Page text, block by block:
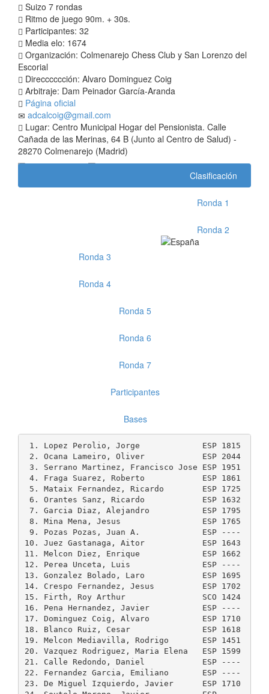
Suizo 7 rondas
Ritmo de juego 90m. + 30s.
Participantes: 32
Media elo: 1674
Organización: Colmenarejo Chess Club y San Lorenzo del
Escorial
Direcccccción: Alvaro Dominguez Coig
Arbitraje: Dam Peinador García-Aranda
Página oficial
adcalcoig@gmail.com
Lugar: Centro Municipal Hogar del Pensionista. Calle
Cañada de las Merinas, 64 B (Junto al Centro de Salud) -
28270 Colmenarejo (Madrid)
Clasificación
Ronda 1
Ronda 2
Ronda 3
Ronda 4
Ronda 5
Ronda 6
Ronda 7
Participantes
Bases
1. Lopez Perolio, Jorge             ESP 1815
2. Ocana Lameiro, Oliver            ESP 2044
3. Serrano Martinez, Francisco Jose ESP 1951
4. Fraga Suarez, Roberto            ESP 1861
5. Mataix Fernandez, Ricardo        ESP 1725
6. Orantes Sanz, Ricardo            ESP 1632
7. Garcia Diaz, Alejandro           ESP 1795
8. Mina Mena, Jesus                 ESP 1765
9. Pozas Pozas, Juan A.             ESP ----
10. Juez Gastanaga, Aitor            ESP 1643
11. Melcon Diez, Enrique             ESP 1662
12. Perea Unceta, Luis               ESP ----
13. Gonzalez Bolado, Laro            ESP 1695
14. Crespo Fernandez, Jesus          ESP 1702
15. Firth, Roy Arthur                SCO 1424
16. Pena Hernandez, Javier           ESP ----
17. Dominguez Coig, Alvaro           ESP 1710
18. Blanco Ruiz, Cesar               ESP 1618
19. Melcon Mediavilla, Rodrigo       ESP 1451
20. Vazquez Rodriguez, Maria Elena   ESP 1599
21. Calle Redondo, Daniel            ESP ----
22. Fernandez Garcia, Emiliano       ESP ----
23. De Miguel Izquierdo, Javier      ESP 1710